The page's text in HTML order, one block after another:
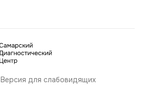
Версия для слабовидящих